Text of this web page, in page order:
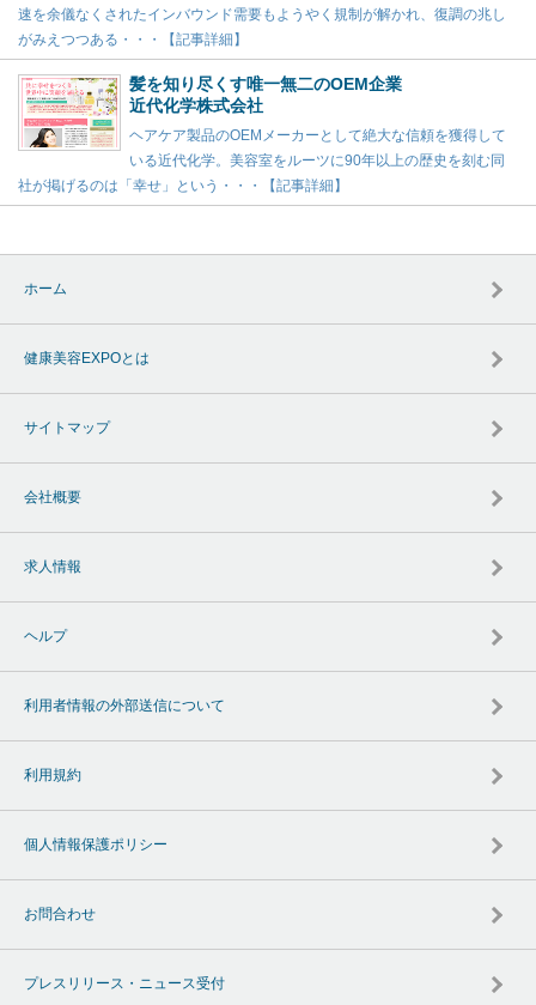
速を余儀なくされたインバウンド需要もようやく規制が解かれ、復調の兆し
がみえつつある・・・【記事詳細】
髪を知り尽くす唯一無二のOEM企業
近代化学株式会社
ヘアケア製品のOEMメーカーとして絶大な信頼を獲得して
いる近代化学。美容室をルーツに90年以上の歴史を刻む同
社が掲げるのは「幸せ」という・・・【記事詳細】
ホーム
健康美容EXPOとは
サイトマップ
会社概要
求人情報
ヘルプ
利用者情報の外部送信について
利用規約
個人情報保護ポリシー
お問合わせ
プレスリリース・ニュース受付